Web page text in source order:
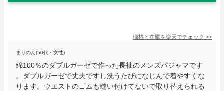
価格と在庫を楽天でチェック >>
まりのん(50代・女性)
綿100％のダブルガーゼで作った長袖のメンズパジャマです
。ダブルガーゼで丈夫ですし洗うたびになじんで着やすくな
ります。ウエストのゴムも縫い付けてないで取り替えられる